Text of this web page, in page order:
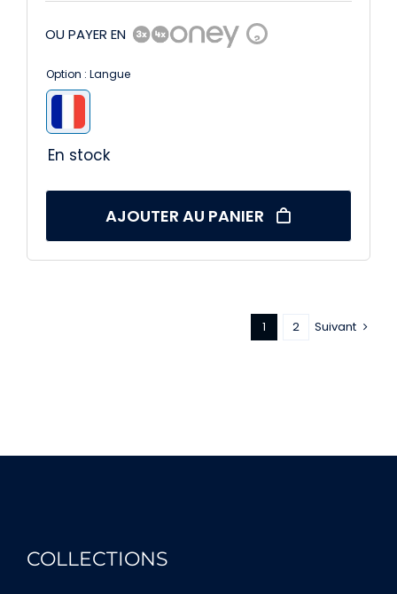
prix
initial
prix
actuel
OU PAYER EN ?
Option : Langue
En stock
AJOUTER AU PANIER
1 2 Suivant
COLLECTIONS